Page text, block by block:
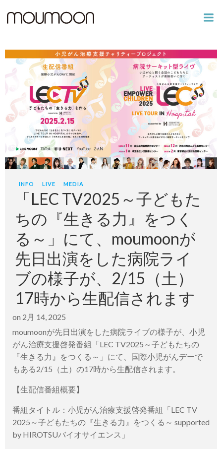
ツ
へ
ス
キ
ッ
プ
INFO LIVE MEDIA
「LEC TV2025～子どもた
ちの『生きる力』をつく
る～」にて、moumoonが
先日出演をした病院ライ
ブの様子が、2/15（土）
17時から生配信されます
on 2月 14, 2025
moumoonが先日出演をした病院ライブの様子が、小児
がん治療支援啓発番組「LEC TV2025～子どもたちの
『生きる力』をつくる～」にて、国際小児がんデーで
もある2/15（土）の17時から生配信されます。
【生配信番組概要】
番組タイトル：小児がん治療支援啓発番組「LEC TV
2025～子どもたちの『生きる力』をつくる～ supported
by HIROTSUバイオサイエンス」